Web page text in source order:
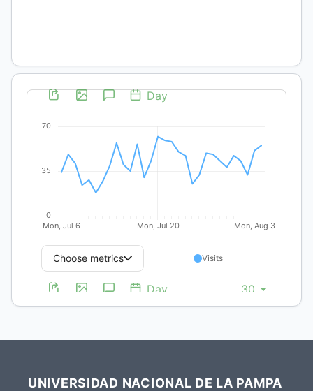
UNIVERSIDAD NACIONAL DE LA PAMPA